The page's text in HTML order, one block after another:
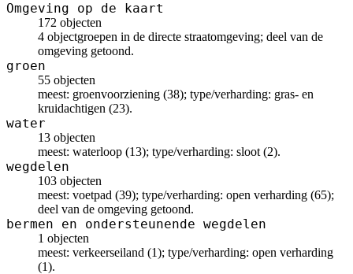
Omgeving op de kaart
172 objecten
4 objectgroepen in de directe straatomgeving; deel van de
omgeving getoond.
groen
55 objecten
meest: groenvoorziening (38); type/verharding: gras- en
kruidachtigen (23).
water
13 objecten
meest: waterloop (13); type/verharding: sloot (2).
wegdelen
103 objecten
meest: voetpad (39); type/verharding: open verharding (65);
deel van de omgeving getoond.
bermen en ondersteunende wegdelen
1 objecten
meest: verkeerseiland (1); type/verharding: open verharding
(1).